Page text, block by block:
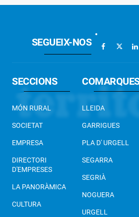
SEGUEIX-NOS
SECCIONS
MÓN RURAL
SOCIETAT
EMPRESA
DIRECTORI
D'EMPRESES
LA PANORÀMICA
CULTURA
LLEIDA
GARRIGUES
PLA D' URGELL
SEGARRA
SEGRIÀ
NOGUERA
URGELL